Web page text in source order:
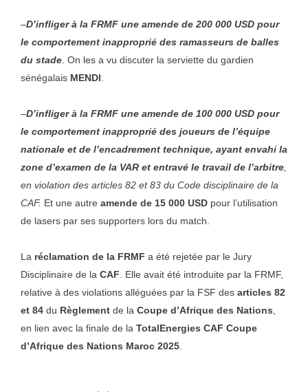
–D’infliger à la FRMF une amende de 200 000 USD pour
le comportement inapproprié des ramasseurs de balles
du stade. On les a vu discuter la serviette du gardien
sénégalais MENDI.
–D’infliger à la FRMF une amende de 100 000 USD pour
le comportement inapproprié des joueurs de l’équipe
nationale et de l’encadrement technique, ayant envahi la
zone d’examen de la VAR et entravé le travail de l’arbitre,
en violation des articles 82 et 83 du Code disciplinaire de la
CAF. Et une autre amende de 15 000 USD pour l’utilisation
de lasers par ses supporters lors du match.
La réclamation de la FRMF a été rejetée par le Jury
Disciplinaire de la CAF. Elle avait été introduite par la FRMF,
relative à des violations alléguées par la FSF des articles 82
et 84 du Règlement de la Coupe d’Afrique des Nations,
en lien avec la finale de la TotalEnergies CAF Coupe
d’Afrique des Nations Maroc 2025.